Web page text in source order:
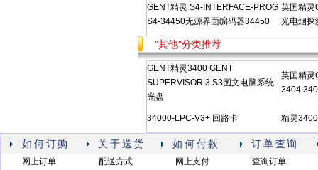
GENT精灵 S4-INTERFACE-PROG
S4-34450无源界面编码器34450
英国精灵
光电烟探
"其他"分类推荐
GENT精灵3400 GENT
SUPERVISOR 3 S3图文电脑系统
光盘
英国精灵
3404
34000-LPC-V3+ 回路卡 精灵
如何订购 关于送货 如何付款 订单查询
网上订单
配送方式
网上支付
查询订单